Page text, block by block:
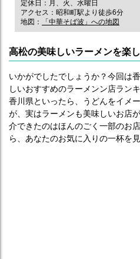
定休日：月、火、水曜日
アクセス：昭和町駅より徒歩6分
地図：
「中華そば波」への地図
高松の美味しいラーメンを楽し
いかがでしたでしょうか？今回は
しいおすすめのラーメンン店ラン
香川県といったら、うどんをイメ
が、実はラーメンも美味しいお店
介できたのはほんのごく一部のお
ら、あなたのお気に入りの一杯を